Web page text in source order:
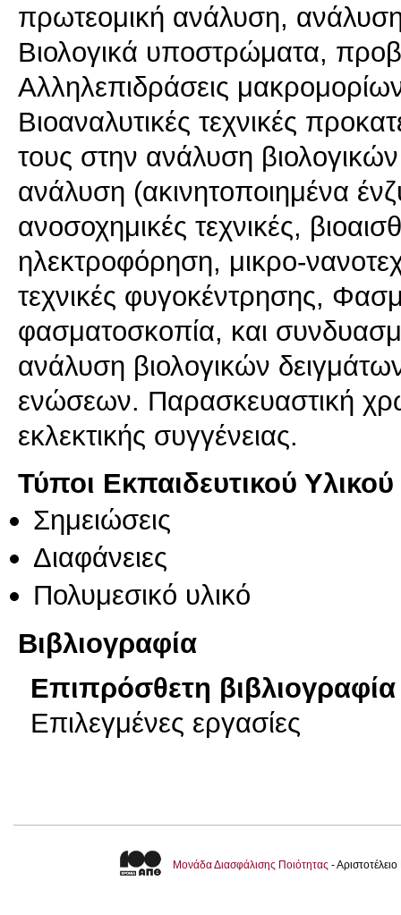
πρωτεομική ανάλυση,
Βιολογικά υποστρώματα,
Αλληλεπιδράσεις
Βιοαναλυτικές τεχνικές
τους στην ανάλυση
ανάλυση (ακινητοποιημένα
ανοσοχημικές τεχνικές,
ηλεκτροφόρηση, μικρο-
τεχνικές φυγοκέντρησης,
φασματοσκοπία, και
ανάλυση βιολογικών
ενώσεων. Παρασκευαστική
εκλεκτικής συγγένειας.
Τύποι Εκπαιδευτικού Υλικού
Σημειώσεις
Διαφάνειες
Πολυμεσικό υλικό
Βιβλιογραφία
Επιπρόσθετη βιβλιογραφία
Επιλεγμένες εργασίες
Μονάδα Διασφάλισης Ποιότητας -